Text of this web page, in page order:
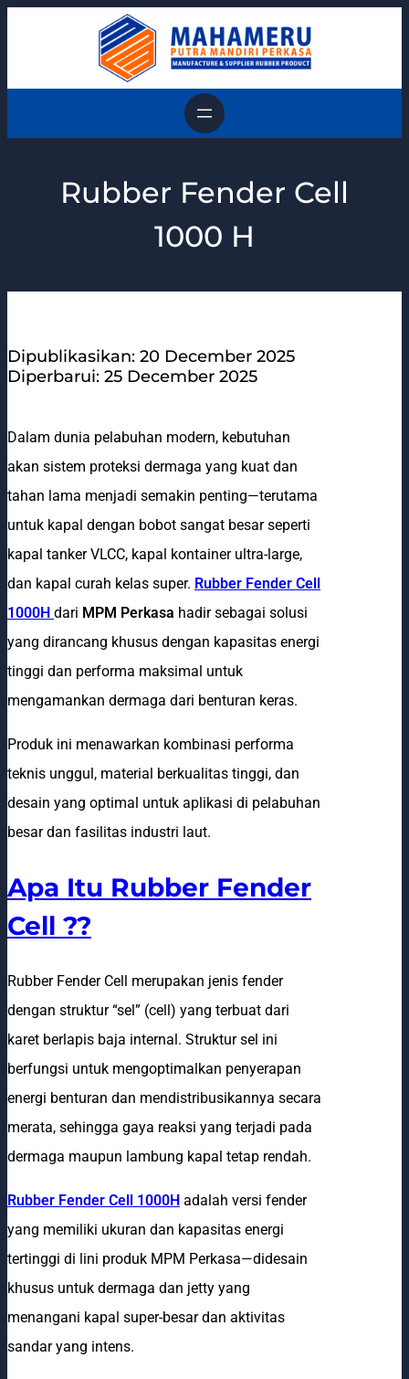
Rubber Fender Cell
1000 H
Dipublikasikan: 20 December 2025
Diperbarui: 25 December 2025
Dalam dunia pelabuhan modern, kebutuhan
akan sistem proteksi dermaga yang kuat dan
tahan lama menjadi semakin penting—terutama
untuk kapal dengan bobot sangat besar seperti
kapal tanker VLCC, kapal kontainer ultra-large,
dan kapal curah kelas super. Rubber Fender Cell
1000H dari MPM Perkasa hadir sebagai solusi
yang dirancang khusus dengan kapasitas energi
tinggi dan performa maksimal untuk
mengamankan dermaga dari benturan keras.
Produk ini menawarkan kombinasi performa
teknis unggul, material berkualitas tinggi, dan
desain yang optimal untuk aplikasi di pelabuhan
besar dan fasilitas industri laut.
Apa Itu Rubber Fender
Cell ??
Rubber Fender Cell merupakan jenis fender
dengan struktur “sel” (cell) yang terbuat dari
karet berlapis baja internal. Struktur sel ini
berfungsi untuk mengoptimalkan penyerapan
energi benturan dan mendistribusikannya secara
merata, sehingga gaya reaksi yang terjadi pada
dermaga maupun lambung kapal tetap rendah.
Rubber Fender Cell 1000H adalah versi fender
yang memiliki ukuran dan kapasitas energi
tertinggi di lini produk MPM Perkasa—didesain
khusus untuk dermaga dan jetty yang
menangani kapal super-besar dan aktivitas
sandar yang intens.